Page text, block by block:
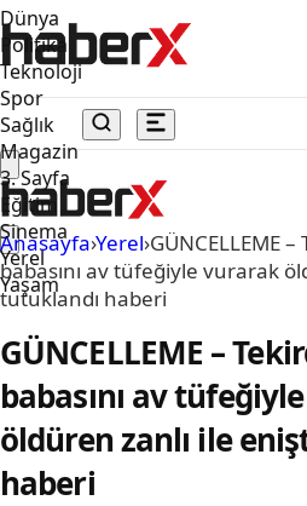
Dünya
Politika
Teknoloji
Spor
Sağlık
Magazin
3. Sayfa
Eğitim
Sinema
Yerel
Yaşam
Anasayfa›Yerel›GÜNCELLEME –
babasını av tüfeğiyle vurarak
tutuklandı haberi
GÜNCELLEME –
babasını av
öldüren zanlı ile
haberi